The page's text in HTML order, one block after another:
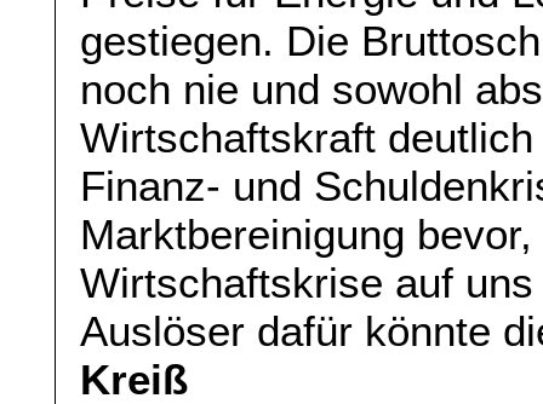
gestiegen. Die
noch nie und sowohl
Wirtschaftskraft
Finanz- und
Marktbereinigung
Wirtschaftskrise auf
Auslöser dafür könnte
Kreiß